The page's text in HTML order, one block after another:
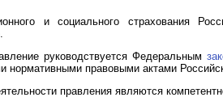
и социального страхования
руководствуется Федеральным
нормативными правовыми актами
правления являются